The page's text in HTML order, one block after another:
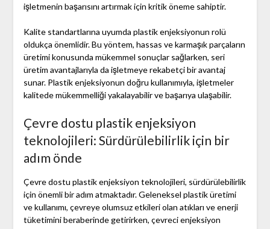
işletmenin başarısını artırmak için kritik öneme sahiptir.
Kalite standartlarına uyumda plastik enjeksiyonun rolü
oldukça önemlidir. Bu yöntem, hassas ve karmaşık parçaların
üretimi konusunda mükemmel sonuçlar sağlarken, seri
üretim avantajlarıyla da işletmeye rekabetçi bir avantaj
sunar. Plastik enjeksiyonun doğru kullanımıyla, işletmeler
kalitede mükemmelliği yakalayabilir ve başarıya ulaşabilir.
Çevre dostu plastik enjeksiyon
teknolojileri: Sürdürülebilirlik için bir
adım önde
Çevre dostu plastik enjeksiyon teknolojileri, sürdürülebilirlik
için önemli bir adım atmaktadır. Geleneksel plastik üretimi
ve kullanımı, çevreye olumsuz etkileri olan atıkları ve enerji
tüketimini beraberinde getirirken, çevreci enjeksiyon